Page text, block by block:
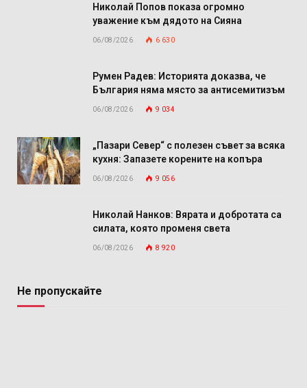
Николай Попов показа огромно
уважение към дядото на Сияна
06/08/2026 6 630
Румен Радев: Историята доказва, че
България няма място за антисемитизъм
06/08/2026 9 034
„Пазари Север“ с полезен съвет за всяка
кухня: Запазете корените на копъра
06/08/2026 9 056
Николай Нанков: Вярата и добротата са
силата, която променя света
06/08/2026 8 920
Не пропускайте